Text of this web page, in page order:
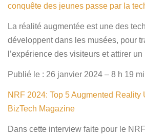
conquête des jeunes passe par la
La réalité augmentée est une des
développent dans les musées, pour
l’expérience des visiteurs et attirer un
Publié le : 26 janvier 2024 – 8 h 19
NRF 2024: Top 5 Augmented Reality
BizTech Magazine
Dans cette interview faite pour le